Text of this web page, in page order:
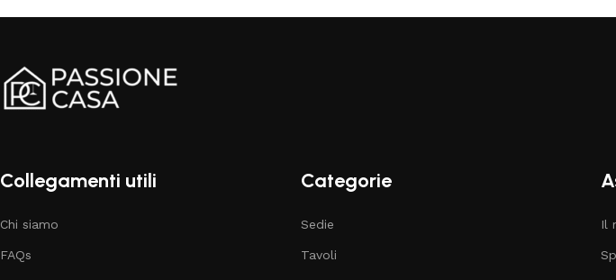
Acquista ora
Collegamenti utili
Chi siamo
FAQs
Categorie
Sedie
Tavoli
Il